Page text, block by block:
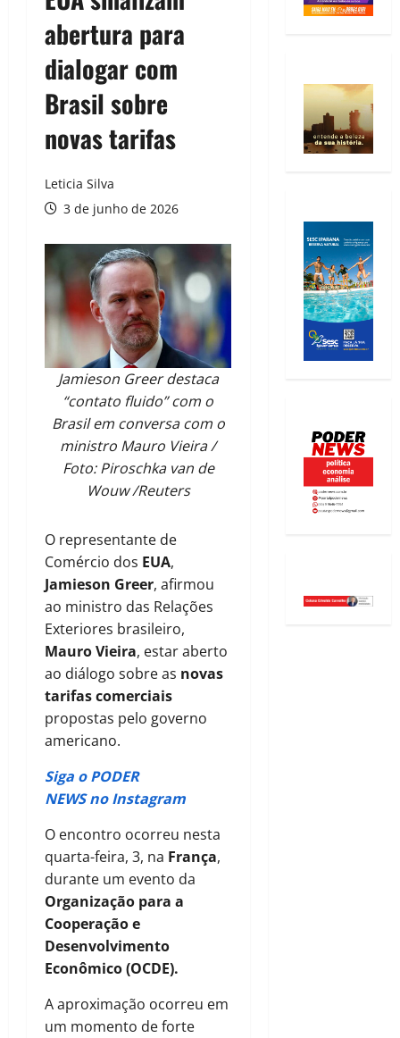
abertura para
dialogar com
Brasil sobre
novas tarifas
Leticia Silva
3 de junho de 2026
Jamieson Greer destaca
“contato fluido” com o
Brasil em conversa com o
ministro Mauro Vieira /
Foto: Piroschka van de
Wouw /Reuters
O representante de
Comércio dos EUA,
Jamieson Greer, afirmou
ao ministro das Relações
Exteriores brasileiro,
Mauro Vieira, estar aberto
ao diálogo sobre as novas
tarifas comerciais
propostas pelo governo
americano.
Siga o PODER
NEWS no Instagram
O encontro ocorreu nesta
quarta-feira, 3, na França,
durante um evento da
Organização para a
Cooperação e
Desenvolvimento
Econômico (OCDE).
A aproximação ocorreu em
um momento de forte